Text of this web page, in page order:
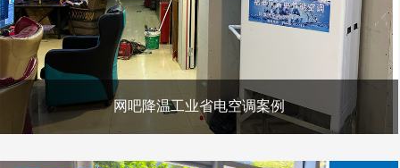
网吧降温工业省电空调案例